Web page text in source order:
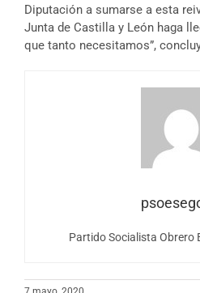
Diputación a sumarse a esta
Junta de Castilla y León haga
que tanto necesitamos”,
Partido Socialista Obrero